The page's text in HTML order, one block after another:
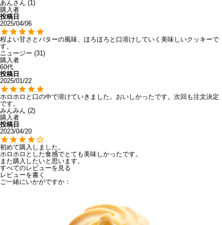
あんさん
1
購入者
投稿日
2025/04/06
程よい甘さとバターの風味、ほろほろと口溶けしていく美味しいクッキーで
す。
ニュージー 31
購入者
60代
投稿日
2025/01/22
ホロホロと口の中で溶けていきました。おいしかったです。次回も注文決定
です。
みんみん 2
購入者
投稿日
2023/04/20
初めて購入しました。
ホロホロとした食感でとても美味しかったです。
また購入したいと思います。
すべてのレビューを見る
レビューを書く
ご一緒にいかがですか：